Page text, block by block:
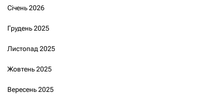
Січень 2026
Грудень 2025
Листопад 2025
Жовтень 2025
Вересень 2025